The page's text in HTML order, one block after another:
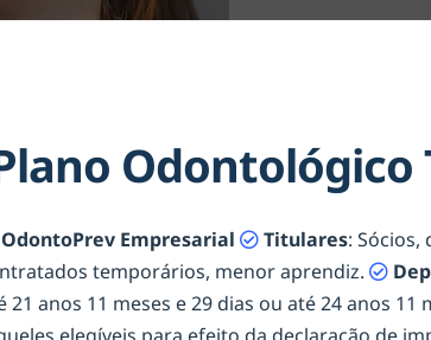
Odontológico
Empresarial Titulares:
temporários, menor aprendiz.
anos 11 meses e 29 dias ou até 24 anos 11